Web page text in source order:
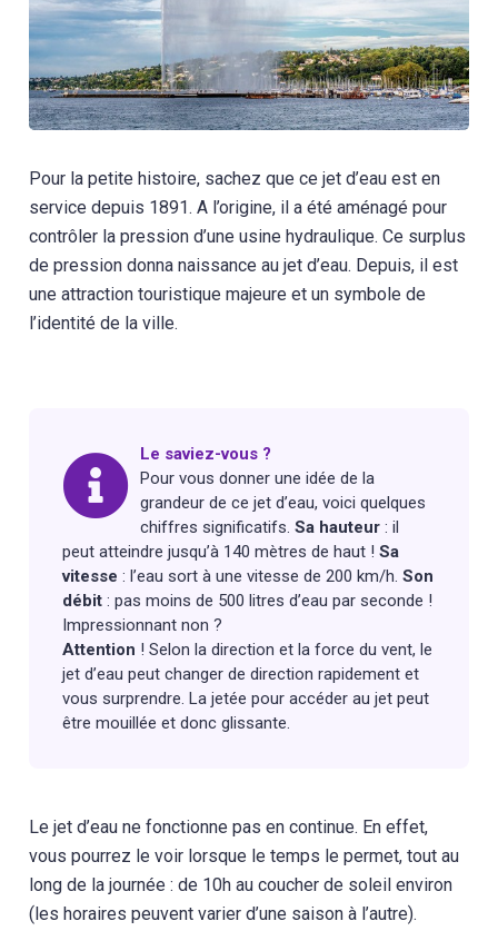
Pour la petite histoire, sachez que ce jet d’eau est en
service depuis 1891. A l’origine, il a été aménagé pour
contrôler la pression d’une usine hydraulique. Ce surplus
de pression donna naissance au jet d’eau. Depuis, il est
une attraction touristique majeure et un symbole de
l’identité de la ville.
Le saviez-vous ?
Pour vous donner une idée de la
grandeur de ce jet d’eau, voici quelques
chiffres significatifs.Sa hauteur : il
peut atteindre jusqu’à 140 mètres de haut !Sa
vitesse : l’eau sort à une vitesse de 200 km/h.Son
débit : pas moins de 500 litres d’eau par seconde !
Impressionnant non ?
Attention ! Selon la direction et la force du vent, le
jet d’eau peut changer de direction rapidement et
vous surprendre. La jetée pour accéder au jet peut
être mouillée et donc glissante.
Le jet d’eau ne fonctionne pas en continue. En effet,
vous pourrez le voir lorsque le temps le permet, tout au
long de la journée : de 10h au coucher de soleil environ
(les horaires peuvent varier d’une saison à l’autre).